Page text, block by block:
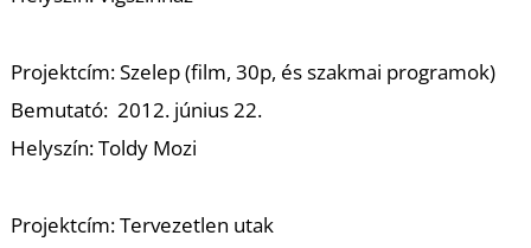
Projektcím: Szelep (film, 30p, és szakmai programok)
Bemutató: 2012. június 22.
Helyszín: Toldy Mozi
Projektcím: Tervezetlen utak